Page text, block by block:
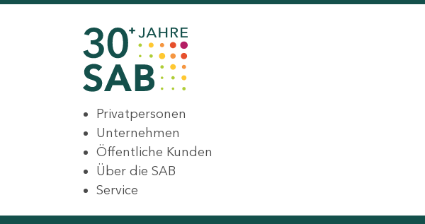
Privatpersonen
Unternehmen
Öffentliche Kunden
Über die SAB
Service